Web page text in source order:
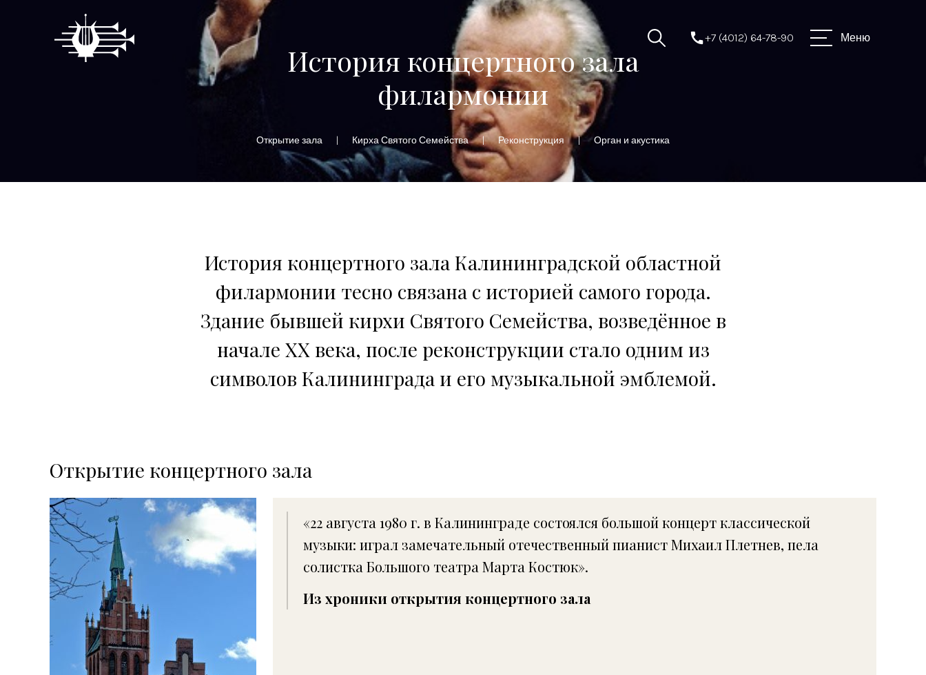
+7 (4012) 64-78-90 Меню
История концертного зала
филармонии
Открытие зала Кирха Святого Семейства Реконструкция Орган и акустика
История концертного зала Калининградской областной
филармонии тесно связана с историей самого города.
Здание бывшей кирхи Святого Семейства, возведённое в
начале XX века, после реконструкции стало одним из
символов Калининграда и его музыкальной эмблемой.
Открытие концертного зала
«22 августа 1980 г. в Калининграде состоялся большой концерт классической
музыки: играл замечательный отечественный пианист Михаил Плетнев, пела
солистка Большого театра Марта Костюк».
Из хроники открытия концертного зала